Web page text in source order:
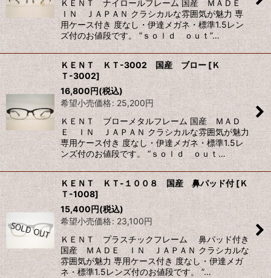
ＫＥＮＴ ナイロールフレーム 国産 ＭＡＤＥ
ＩＮ ＪＡＰＡＮ クラシカルな雰囲気が魅力 専
用ケース付き 度なし・伊達メガネ・標準1.5レン
ズ付のお値段です。 ”ｓｏｌｄ ｏｕｔ”…
ＫＥＮＴ ＫＴ-3002 国産 ブロー [Ｋ
Ｔ-3002]
16,800円(税込)
希望小売価格: 25,200円
ＫＥＮＴ ブローメタルフレーム 国産 ＭＡＤ
Ｅ ＩＮ ＪＡＰＡＮ クラシカルな雰囲気が魅力
専用ケース付き 度なし・伊達メガネ・標準1.5レ
ンズ付のお値段です。 ”ｓｏｌｄ ｏｕｔ…
ＫＥＮＴ ＫＴ-１００８ 国産 鼻パッド付 [Ｋ
Ｔ-1008]
15,400円(税込)
希望小売価格: 23,100円
ＫＥＮＴ プラスチックフレーム 鼻パッド付き
国産 ＭＡＤＥ ＩＮ ＪＡＰＡＮ クラシカルな
雰囲気が魅力 専用ケース付き 度なし・伊達メガ
ネ・標準1.5レンズ付のお値段です。 ”…